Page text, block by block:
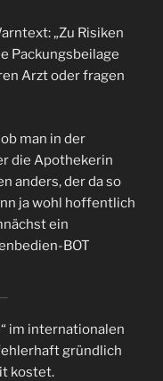
„Zu Risiken
Packungsbeilage
Arzt oder fragen
man in der
die Apothekerin
anders, der da so
ja wohl hoffentlich
ein
BOT
im internationalen
gründlich
kostet.